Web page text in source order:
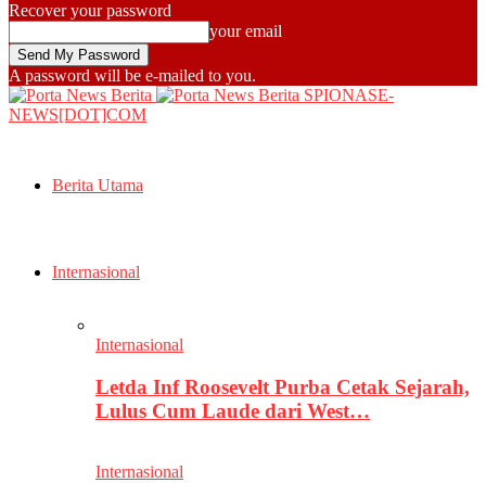
Recover your password
your email
A password will be e-mailed to you.
SPIONASE-
NEWS[DOT]COM
Berita Utama
Internasional
Internasional
Letda Inf Roosevelt Purba Cetak Sejarah,
Lulus Cum Laude dari West…
Internasional